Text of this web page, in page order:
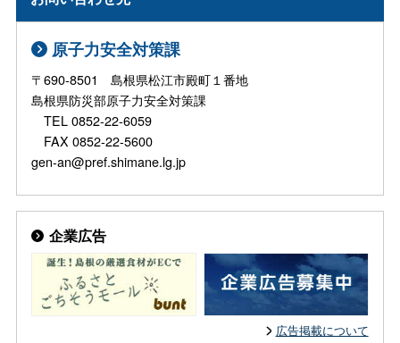
原子力安全対策課
〒690-8501 島根県松江市殿町１番地
島根県防災部原子力安全対策課
TEL 0852-22-6059
FAX 0852-22-5600
gen-an@pref.shimane.lg.jp
企業広告
広告掲載について